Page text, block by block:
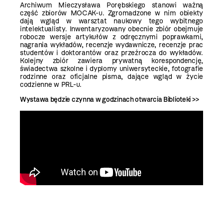
Archiwum Mieczysława Porębskiego stanowi ważną
część zbiorów MOCAK-u. Zgromadzone w nim obiekty
dają wgląd w warsztat naukowy tego wybitnego
intelektualisty. Inwentaryzowany obecnie zbiór obejmuje
robocze wersje artykułów z odręcznymi poprawkami,
nagrania wykładów, recenzje wydawnicze, recenzje prac
studentów i doktorantów oraz przeźrocza do wykładów.
Kolejny zbiór zawiera prywatną korespondencję,
świadectwa szkolne i dyplomy uniwersyteckie, fotografie
rodzinne oraz oficjalne pisma, dające wgląd w życie
codzienne w PRL-u.
Wystawa będzie czynna w godzinach otwarcia Biblioteki >>